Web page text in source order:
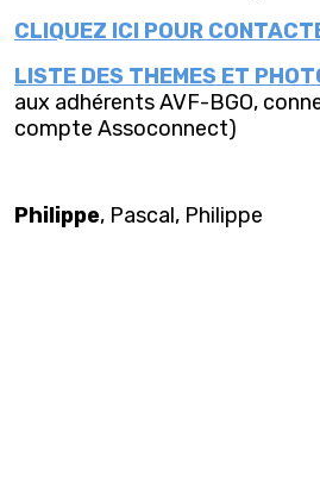
CLIQUEZ ICI POUR
LISTE DES THEMES ET
aux adhérents AVF-BGO,
compte Assoconnect)
Philippe, Pascal, Philippe